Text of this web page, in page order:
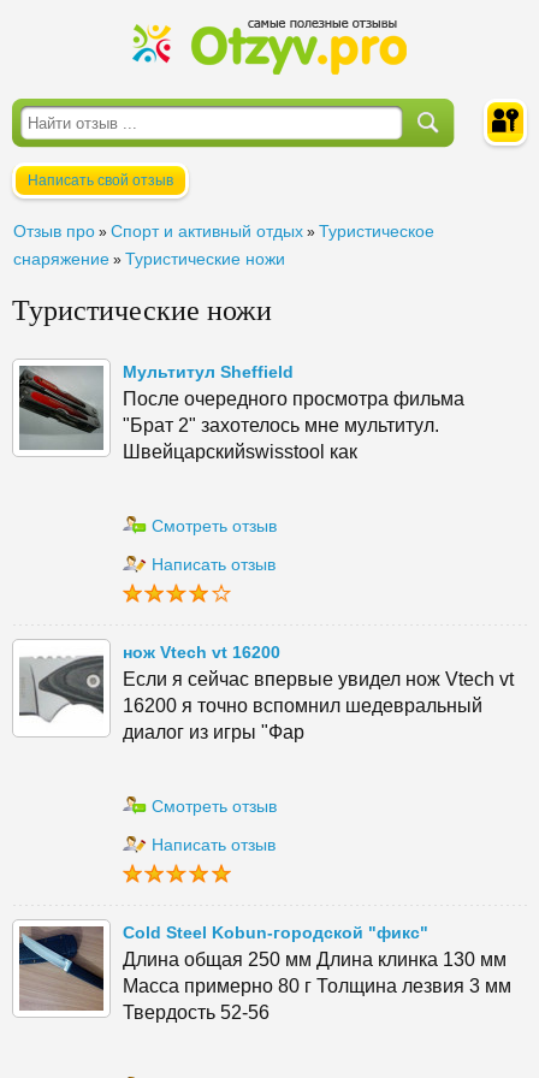
Написать свой отзыв
Отзыв про » Спорт и активный отдых » Туристическое
снаряжение » Туристические ножи
Туристические ножи
Мультитул Sheffield
После очередного просмотра фильма
"Брат 2" захотелось мне мультитул.
Швейцарскийswisstool как
Смотреть отзыв
Написать отзыв
нож Vtech vt 16200
Если я сейчас впервые увидел нож Vtech vt
16200 я точно вспомнил шедевральный
диалог из игры "Фар
Смотреть отзыв
Написать отзыв
Cold Steel Kobun-городской "фикс"
Длина общая 250 мм Длина клинка 130 мм
Масса примерно 80 г Толщина лезвия 3 мм
Твердость 52-56